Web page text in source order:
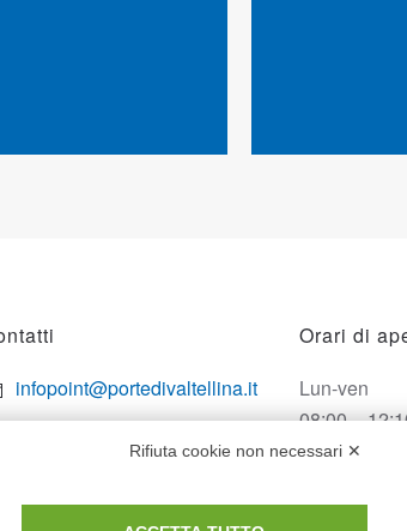
infopoint@portedivaltellina.it
Orari di
Lun-ven
08:00 –
18:10
Sabato
Rifiuta cookie non necessari ✕